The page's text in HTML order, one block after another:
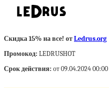
Скидка 15% на все! отLedrus.org
Промокод: LEDRUSHOT
Срок действия: от 09.04.2024 00:00